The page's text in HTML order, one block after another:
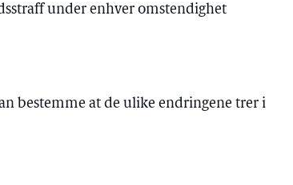
under enhver omstendighet
bestemme at de ulike endringene trer i